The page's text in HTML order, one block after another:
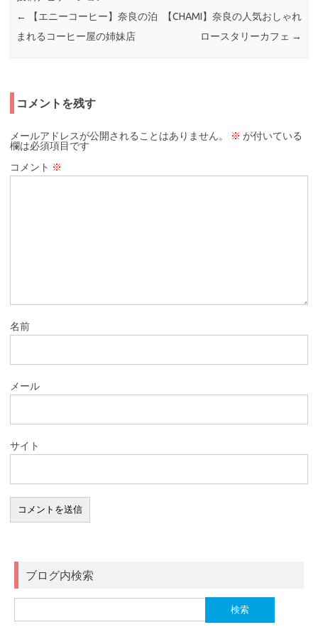
←
【エニーコーヒー】奈良の泊
まれるコーヒー屋の姉妹店
【CHAMI】奈良の人気おしゃれ
ロースタリーカフェ →
コメントを残す
メールアドレスが公開されることはありません。 ※ が付いている
欄は必須項目です
コメント ※
名前
メール
サイト
ブログ内検索
索: